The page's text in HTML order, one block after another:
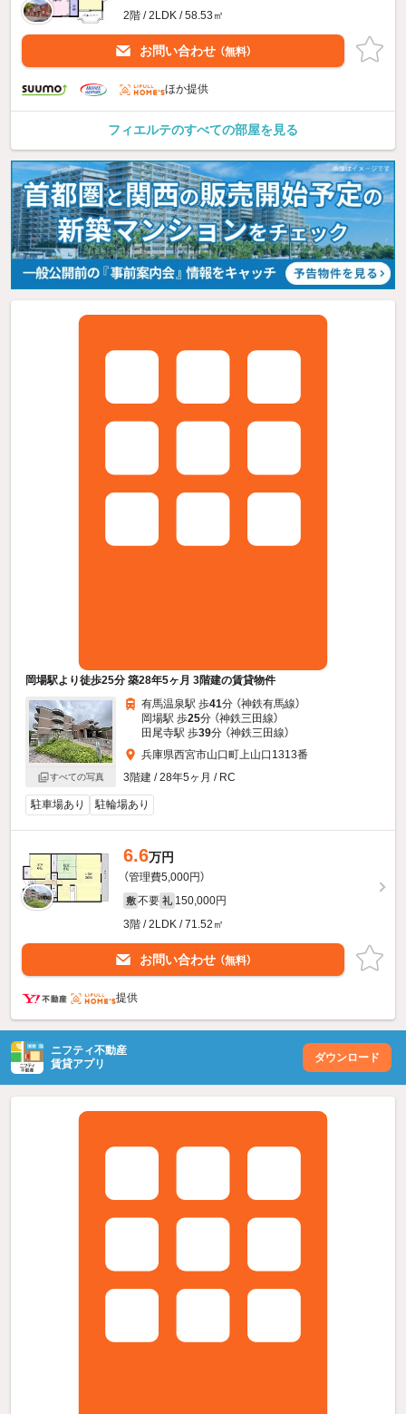
2階 / 2LDK / 58.53㎡
お問い合わせ （無料）
ほか提供
フィエルテのすべての部屋を見る
岡場駅より徒歩25分 築28年5ヶ月 3階建の賃貸物件
すべての写真
有馬温泉駅 歩41分 （神鉄有馬線）
岡場駅 歩25分 （神鉄三田線）
田尾寺駅 歩39分 （神鉄三田線）
兵庫県西宮市山口町上山口1313番
3階建 / 28年5ヶ月 / RC
駐車場あり 駐輪場あり
6.6万円
（管理費5,000円）
敷 不要 礼 150,000円
3階 / 2LDK / 71.52㎡
お問い合わせ （無料）
提供
ニフティ不動産
賃貸アプリ
ダウンロード